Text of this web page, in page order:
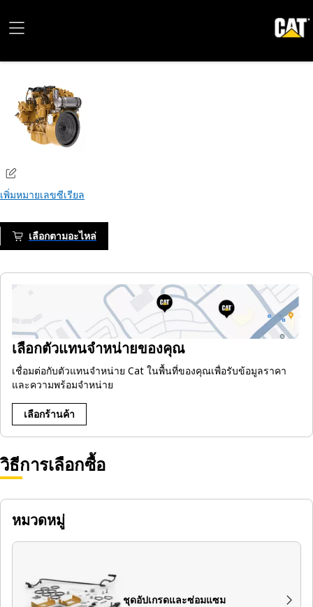
เพิ่มหมายเลขซีเรียล
เลือกตามอะไหล่
เลือกตัวแทนจำหน่ายของคุณ
เชื่อมต่อกับตัวแทนจำหน่าย Cat ในพื้นที่ของคุณเพื่อรับข้อมูลราคา
และความพร้อมจำหน่าย
เลือกร้านค้า
วิธีการเลือกซื้อ
หมวดหมู่
ชุดอัปเกรดและซ่อมแซม